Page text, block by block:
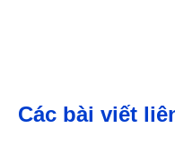
Các bài viết